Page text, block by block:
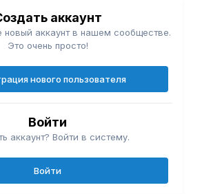
аккаунт
новый аккаунт в нашем сообществе.
Это очень просто!
нового пользователя
Войти
аккаунт? Войти в систему.
Войти